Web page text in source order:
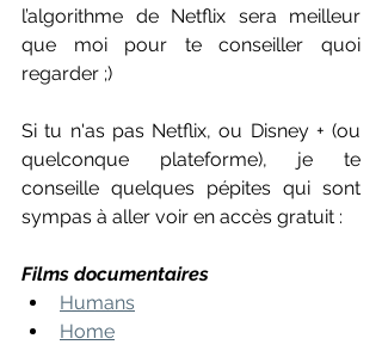
l’algorithme de Netflix sera meilleur
que moi pour te conseiller quoi
regarder ;)
Si tu n'as pas Netflix, ou Disney + (ou
quelconque plateforme), je te
conseille quelques pépites qui sont
sympas à aller voir en accès gratuit :
Films documentaires
Humans
Home